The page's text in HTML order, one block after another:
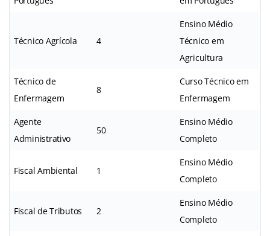
Técnico Agrícola 4
Ensino Médio
Técnico em
Agricultura
Técnico de
Enfermagem
8
Curso Técnico em
Enfermagem
Agente
Administrativo
50
Ensino Médio
Completo
Fiscal Ambiental 1
Ensino Médio
Completo
Fiscal de Tributos 2
Ensino Médio
Completo